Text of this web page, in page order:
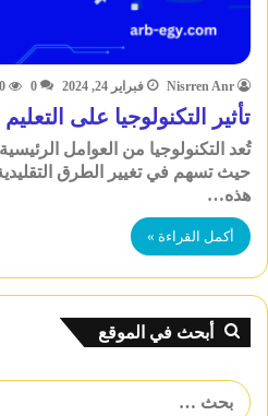
Nisrren Anr فبراير 24, 2024 0
0
تأثير التكنولوجيا على
تُعد التكنولوجيا من العوامل
حيث تسهم في تغيير الطرق
هذه…
أكمل القراءة »
أبحث في الموقع